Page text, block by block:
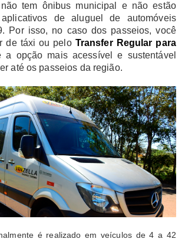
não tem ônibus municipal e não estão
de aluguel de automóveis
Por isso, no caso dos passeios, você
de táxi ou pelo Transfer Regular para
a opção mais acessível e sustentável
até os passeios da região.
é realizado em veículos de 4 a 42